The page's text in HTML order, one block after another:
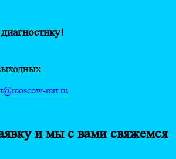
mrt.ru
и мы с вами свяжемся